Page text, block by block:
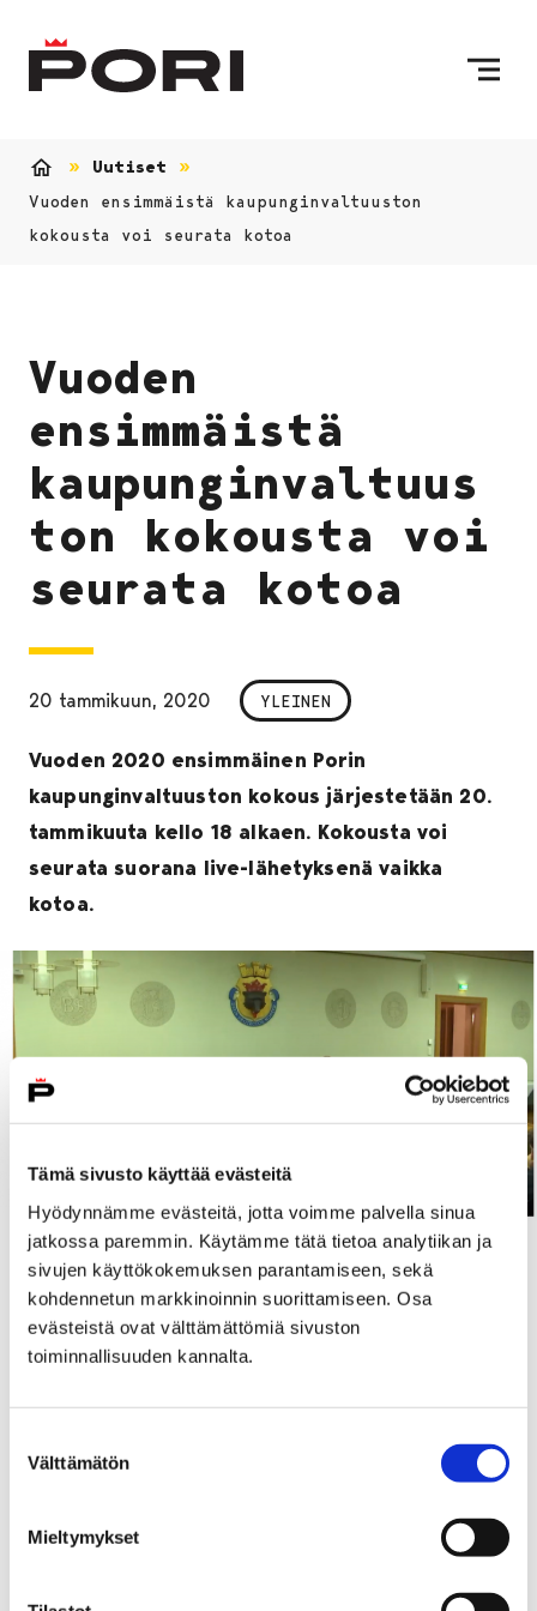
Tämä sivusto käyttää evästeitä
Hyödynnämme evästeitä, jotta voimme palvella sinua
jatkossa paremmin. Käytämme tätä tietoa analytiikan ja
sivujen käyttökokemuksen parantamiseen, sekä
kohdennetun markkinoinnin suorittamiseen. Osa
evästeistä ovat välttämättömiä sivuston
toiminnallisuuden kannalta.
valinta
Välttämätön
Mieltymykset
Uutiset
Vuoden ensimmäistä kaupunginvaltuuston
kokousta voi seurata kotoa
Vuoden
ensimmäistä
kaupunginvaltuus
ton kokousta voi
seurata kotoa
20 tammikuun, 2020 YLEINEN
Vuoden 2020 ensimmäinen Porin
kaupunginvaltuuston kokous järjestetään 20.
tammikuuta kello 18 alkaen. Kokousta voi
seurata suorana live-lähetyksenä vaikka
kotoa.
Seuraa kokousta Youtubesta.
Kaupunginvaltuusto käsittelee kokouksessaan muun
muassa toimialojen määrärahamuutosta,
eroanomuksia ja valtuustoaloitteita. Esityslista on
Live-lähetyksiä kaupunginvaltuuston kokouksista on
tehty syksystä 2019 alkaen ja niitä tehdään ainakin
vuoden 2020 loppuun asti. Tallenteet aiemmista